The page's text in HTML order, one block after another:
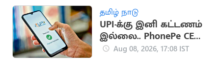
போட்டியில்
வெண்கலம்
தமிழ் நாடு
UPI-க்கு இனி கட்டணம்
இல்லை.. PhonePe CEO
சமீர் நிகாம் உறுதி
Aug 08, 2026, 17:08 IST